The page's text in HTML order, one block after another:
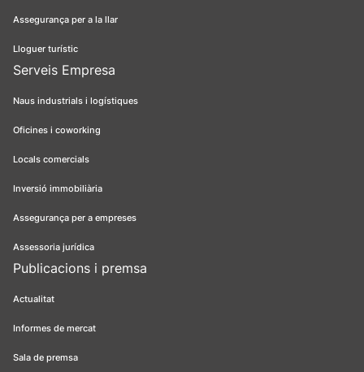
Assegurança per a la llar
Lloguer turístic
Serveis Empresa
Naus industrials i logístiques
Oficines i coworking
Locals comercials
Inversió immobiliària
Assegurança per a empreses
Assessoria jurídica
Publicacions i premsa
Actualitat
Informes de mercat
Sala de premsa